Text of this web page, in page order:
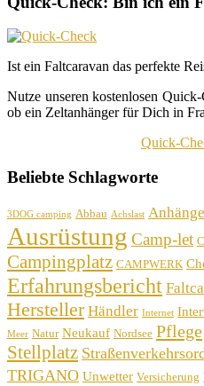
Ist ein Faltcaravan das perfekte
Nutze unseren kostenlosen
ob ein Zeltanhänger für Dich in
Quick-
Beliebte Schlagworte
3DOG camping Abbau Achslast
Ausrüstung Camp-let
Campingplatz CAMPWERK
Erfahrungsbericht
Hersteller Händler Internet
Meer Natur Neukauf Nordsee Pflege
Stellplatz
TRIGANO Unwetter Versicherung